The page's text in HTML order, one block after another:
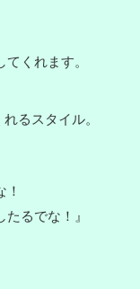
くれます。
るスタイル。
るでな！』